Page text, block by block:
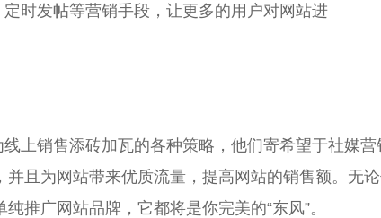
时发帖等营销手段，让更多的用户对网站进
上销售添砖加瓦的各种策略，他们寄希望于社媒营
且为网站带来优质流量，提高网站的销售额。无
推广网站品牌，它都将是你完美的“东风”。